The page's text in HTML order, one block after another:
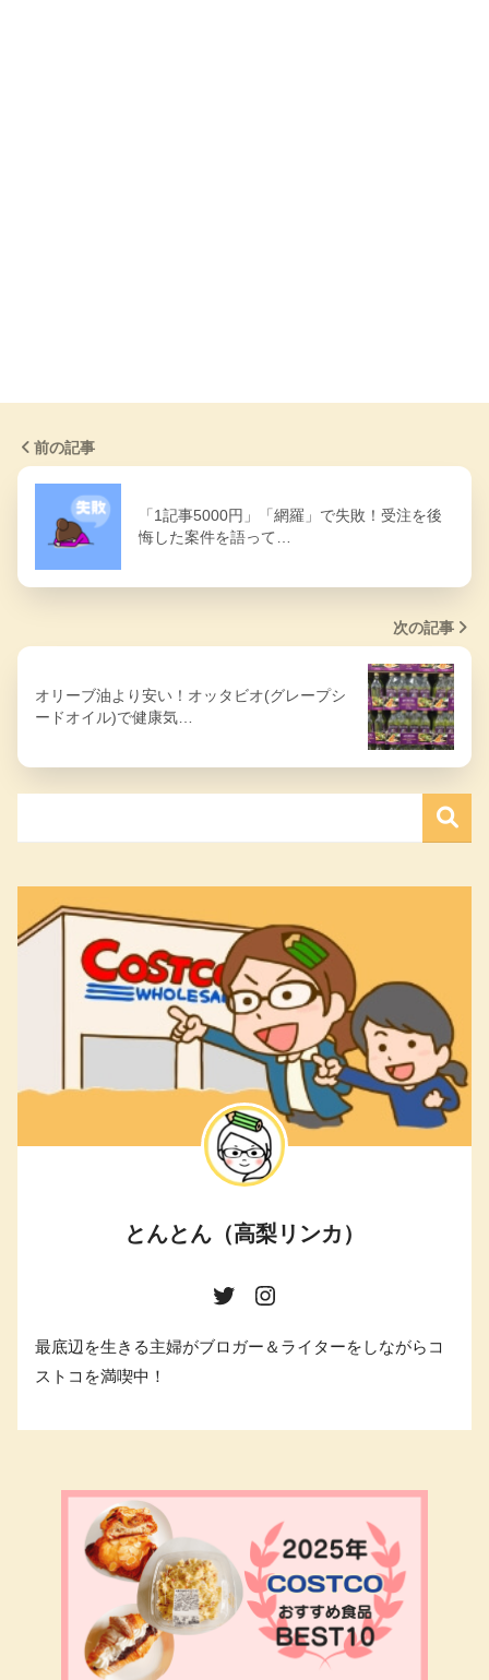
前の記事
「1記事5000円」「網羅」で失敗！受注を後
悔した案件を語って…
次の記事
オリーブ油より安い！オッタビオ(グレープシ
ードオイル)で健康気…
とんとん（高梨リンカ）
最底辺を生きる主婦がブロガー＆ライターをしながらコ
ストコを満喫中！